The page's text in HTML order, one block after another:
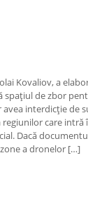
Kovaliov, a
spațiul de zbor
avea interdicție de
care intră
Dacă
a dronelor […]